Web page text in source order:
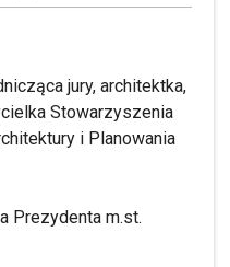
jury, architektka,
Stowarzyszenia
i Planowania
Prezydenta m.st.